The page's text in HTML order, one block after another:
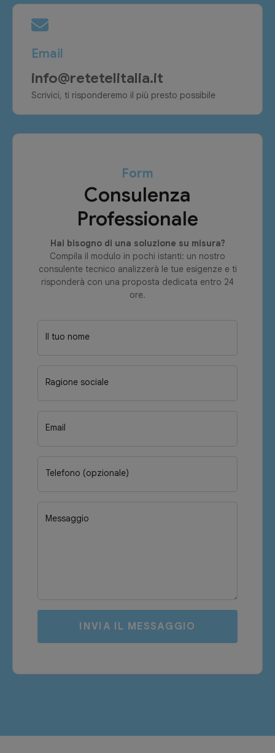
Email
info@retetelitalia.it
Scrivici, ti risponderemo il più presto possibile
Form
Consulenza
Professionale
Hai bisogno di una soluzione su misura?
Compila il modulo in pochi istanti: un nostro
consulente tecnico analizzerà le tue esigenze e ti
risponderà con una proposta dedicata entro 24
ore.
Il tuo nome
Ragione sociale
Email
Telefono (opzionale)
Messaggio
INVIA IL MESSAGGIO